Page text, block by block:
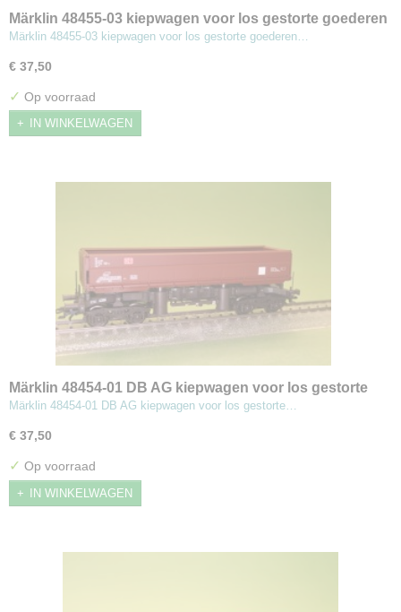
Märklin 48455-03 kiepwagen voor los gestorte goederen
Märklin 48455-03 kiepwagen voor los gestorte goederen…
€ 37,50
✓ Op voorraad
IN WINKELWAGEN
Märklin 48454-01 DB AG kiepwagen voor los gestorte
goederen
Märklin 48454-01 DB AG kiepwagen voor los gestorte…
€ 37,50
✓ Op voorraad
IN WINKELWAGEN